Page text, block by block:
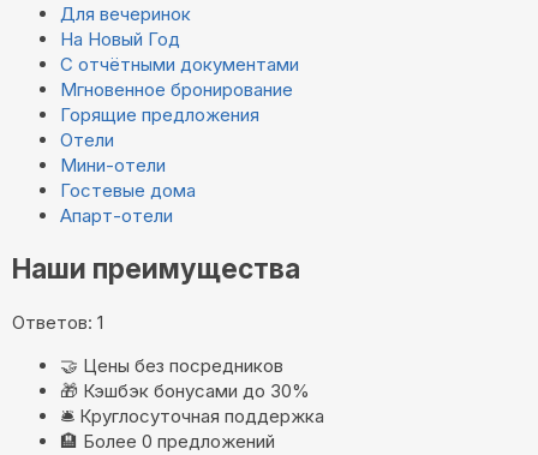
Для вечеринок
На Новый Год
С отчётными документами
Мгновенное бронирование
Горящие предложения
Отели
Мини-отели
Гостевые дома
Апарт-отели
Наши преимущества
Ответов: 1
🤝 Цены без посредников
🎁 Кэшбэк бонусами до 30%
🛎️ Круглосуточная поддержка
🏨 Более 0 предложений